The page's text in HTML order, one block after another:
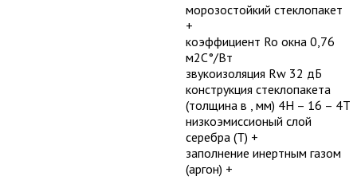
морозостойкий стеклопакет
+
коэффициент Ro окна 0,76
м2С°/Вт
звукоизоляция Rw 32 дБ
конструкция стеклопакета
(толщина в , мм) 4H – 16 – 4T
низкоэмиссионый слой
серебра (T) +
заполнение инертным газом
(аргон) +